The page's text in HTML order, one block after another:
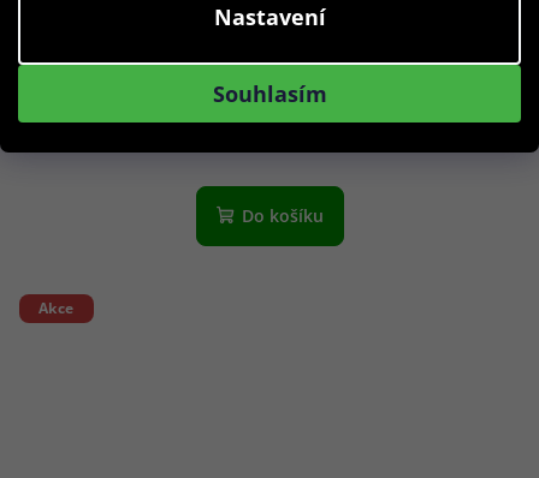
Nastavení
Souhlasím
Quiksilver obroučky na dioptrické brýle EQYEG03144
699 Kč
Skladem
Do košíku
Akce